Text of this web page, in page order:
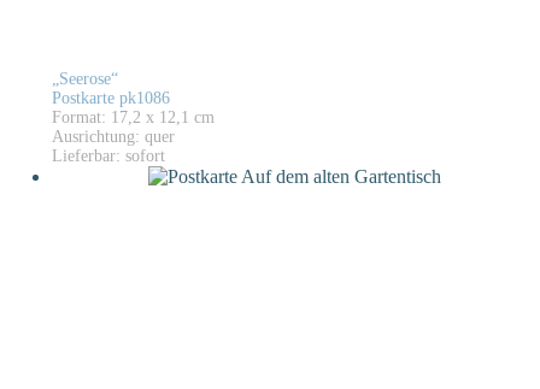
„Seerose“
Postkarte pk1086
Format: 17,2 x 12,1 cm
Ausrichtung: quer
Lieferbar: sofort